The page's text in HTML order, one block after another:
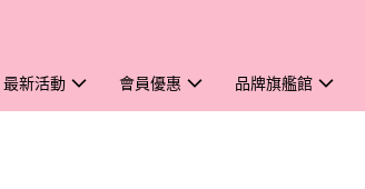
最新活動 會員優惠 品牌旗艦館